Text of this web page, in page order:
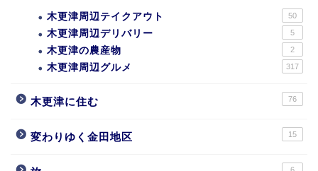
木更津周辺テイクアウト 50
木更津周辺デリバリー 5
木更津の農産物 2
木更津周辺グルメ 317
木更津に住む 76
変わりゆく金田地区 15